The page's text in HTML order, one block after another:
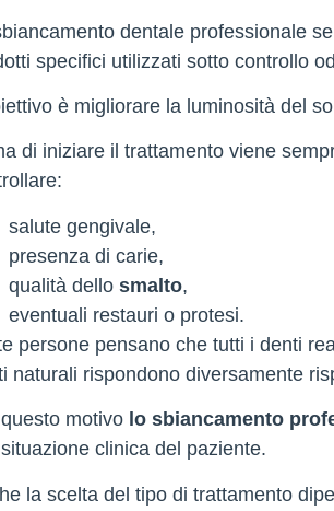
dentale professionale
specifici utilizzati sotto controllo
è migliorare la luminosità del
di iniziare il trattamento viene
salute gengivale,
presenza di carie,
qualità dello smalto,
eventuali restauri o protesi.
persone pensano che tutti i denti
naturali rispondono diversamente
motivo lo sbiancamento
clinica del paziente.
la scelta del tipo di trattamento